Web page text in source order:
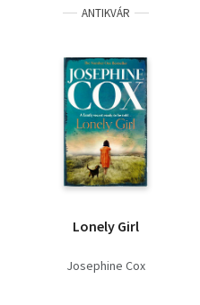
ANTIKVÁR
Lonely Girl
Josephine Cox